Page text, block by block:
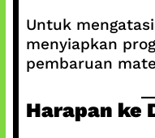
Untuk
menyiapkan
pembaruan
Harapan ke